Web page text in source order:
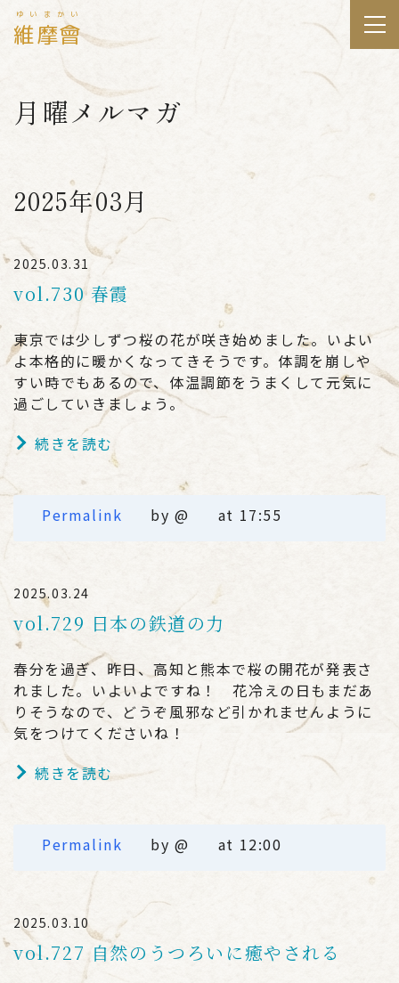
維摩會
ゆいまかい
月曜メルマガ
2025年03月
2025.03.31
vol.730 春霞
東京では少しずつ桜の花が咲き始めました。いよい
よ本格的に暖かくなってきそうです。体調を崩しや
すい時でもあるので、体温調節をうまくして元気に
過ごしていきましょう。
続きを読む
Permalink by @ at 17:55
2025.03.24
vol.729 日本の鉄道の力
春分を過ぎ、昨日、高知と熊本で桜の開花が発表さ
れました。いよいよですね！ 花冷えの日もまだあ
りそうなので、どうぞ風邪など引かれませんように
気をつけてくださいね！
続きを読む
Permalink by @ at 12:00
2025.03.10
vol.727 自然のうつろいに癒やされる